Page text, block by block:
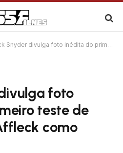
divulga foto inédita do primeiro teste de traje de Ben Affleck como Batman
foto
teste de
como